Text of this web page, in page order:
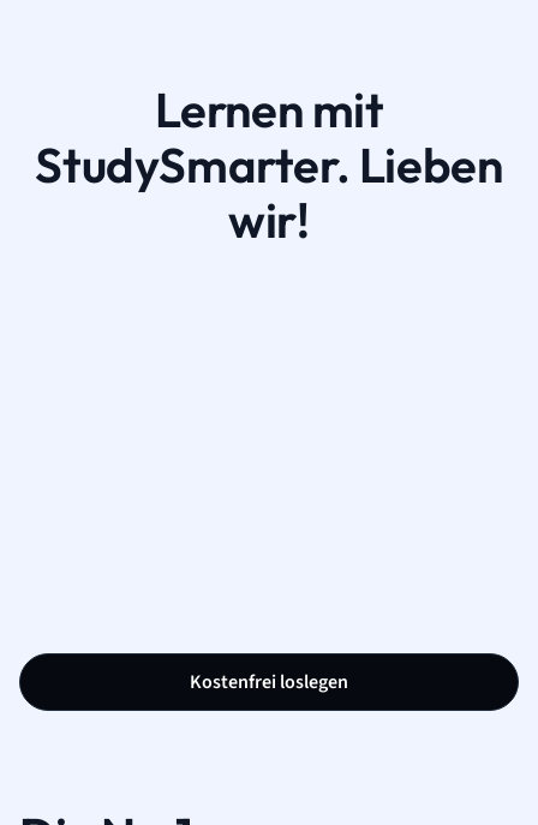
Lernen mit
StudySmarter. Lieben
wir!
Kostenfrei loslegen